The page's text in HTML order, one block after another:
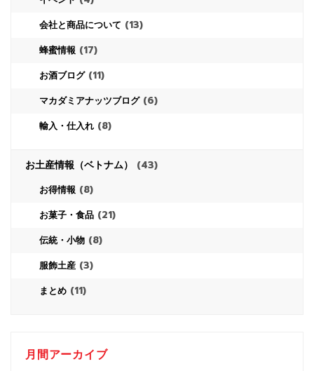
会社と商品について (13)
蜂蜜情報 (17)
お酒ブログ(11)
マカダミアナッツブログ(6)
輸入・仕入れ (8)
お土産情報（ベトナム） (43)
お得情報 (8)
お菓子・食品 (21)
伝統・小物 (8)
服飾土産 (3)
まとめ (11)
月間アーカイブ